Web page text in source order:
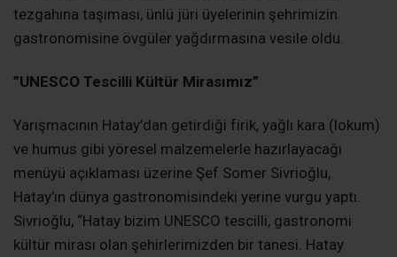
tezgahına taşıması, ünlü jüri üyelerinin şehrimizin
gastronomisine övgüler yağdırmasına vesile oldu.
​”UNESCO Tescilli Kültür Mirasımız”
​Yarışmacının Hatay’dan getirdiği firik, yağlı kara (lokum)
ve humus gibi yöresel malzemelerle hazırlayacağı
menüyü açıklaması üzerine Şef Somer Sivrioğlu,
Hatay’ın dünya gastronomisindeki yerine vurgu yaptı.
Sivrioğlu, “Hatay bizim UNESCO tescilli, gastronomi
kültür mirası olan şehirlerimizden bir tanesi. Hatay